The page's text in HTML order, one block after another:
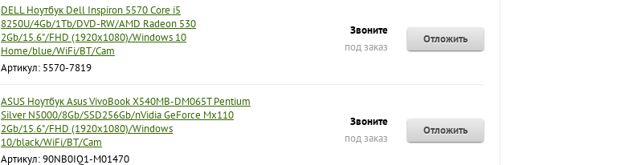
DELL Ноутбук Dell Inspiron 5570 Core i5
8250U/4Gb/1Tb/DVD-RW/AMD Radeon 530
2Gb/15.6"/FHD (1920x1080)/Windows 10
Home/blue/WiFi/BT/Cam
Артикул: 5570-7819
Звоните
под заказ
Отложить
ASUS Ноутбук Asus VivoBook X540MB-DM065T Pentium
Silver N5000/8Gb/SSD256Gb/nVidia GeForce Mx110
2Gb/15.6"/FHD (1920x1080)/Windows
10/black/WiFi/BT/Cam
Артикул: 90NB0IQ1-M01470
Звоните
под заказ
Отложить